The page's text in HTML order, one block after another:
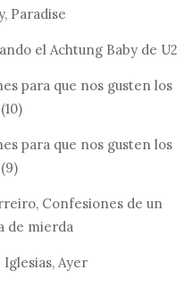
Paradise
el Achtung Baby de U2
para que nos gusten los
para que nos gusten los
Confesiones de un
de mierda
Ayer